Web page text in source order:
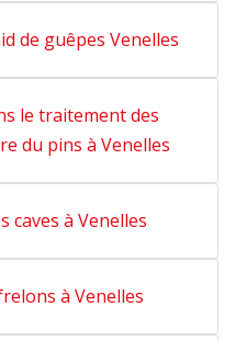
de guêpes Venelles
le traitement des
du pins à Venelles
caves à Venelles
à Venelles